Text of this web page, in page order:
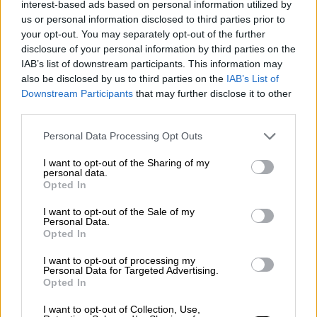
interest-based ads based on personal information utilized by
us or personal information disclosed to third parties prior to
your opt-out. You may separately opt-out of the further
disclosure of your personal information by third parties on the
IAB’s list of downstream participants. This information may
also be disclosed by us to third parties on the IAB’s List of
Downstream Participants that may further disclose it to other
Personal Data Processing Opt Outs
I want to opt-out of the Sharing of my
personal data.
Opted In
I want to opt-out of the Sale of my
Personal Data.
Opted In
I want to opt-out of processing my
Personal Data for Targeted Advertising.
Opted In
I want to opt-out of Collection, Use,
Sanidad confirma 7 casos de viruela
del mono en España